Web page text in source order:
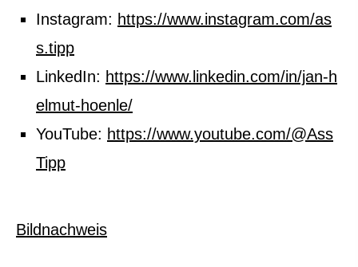
Instagram: https://www.instagram.com/as
s.tipp
LinkedIn: https://www.linkedin.com/in/jan-h
elmut-hoenle/
YouTube: https://www.youtube.com/@Ass
Tipp
Bildnachweis